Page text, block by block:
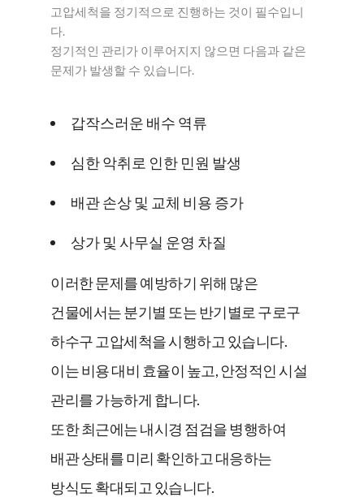
고압세척을 정기적으로 진행하는 것이 필수입니
다.
정기적인 관리가 이루어지지 않으면 다음과 같은
문제가 발생할 수 있습니다.
갑작스러운 배수 역류
심한 악취로 인한 민원 발생
배관 손상 및 교체 비용 증가
상가 및 사무실 운영 차질
이러한 문제를 예방하기 위해 많은
건물에서는 분기별 또는 반기별로 구로구
하수구 고압세척을 시행하고 있습니다.
이는 비용 대비 효율이 높고, 안정적인 시설
관리를 가능하게 합니다.
또한 최근에는 내시경 점검을 병행하여
배관 상태를 미리 확인하고 대응하는
방식도 확대되고 있습니다.